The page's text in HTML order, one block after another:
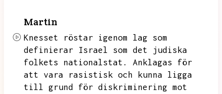
Martin
Knesset röstar igenom lag som
definierar Israel som det judiska
folkets nationalstat.
Anklagas för
att vara rasistisk och kunna ligga
till grund för diskriminering mot